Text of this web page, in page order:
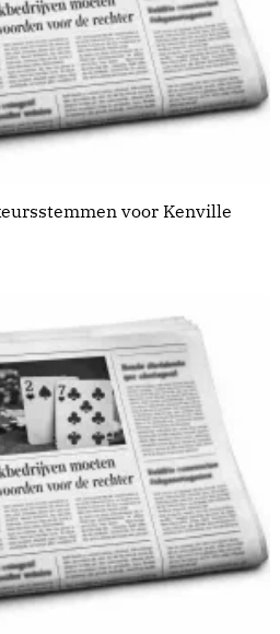
voor Kenville